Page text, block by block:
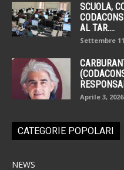
SCUOLA,
AL TAR....
Settembre
Aprile 3, 2026
CATEGORIE POPOLARI
NEWS